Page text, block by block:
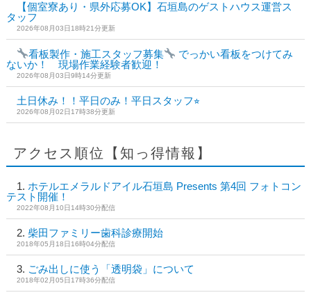
【個室寮あり・県外応募OK】石垣島のゲストハウス運営ス
タッフ
2026年08月03日18時21分更新
看板製作・施工スタッフ募集
でっかい看板をつけてみ
ないか！ 現場作業経験者歓迎！
2026年08月03日9時14分更新
土日休み！！平日のみ！平日スタッフ⭐︎
2026年08月02日17時38分更新
アクセス順位【知っ得情報】
ホテルエメラルドアイル石垣島 Presents 第4回 フォトコン
テスト開催！
2022年08月10日14時30分配信
柴田ファミリー歯科診療開始
2018年05月18日16時04分配信
ごみ出しに使う「透明袋」について
2018年02月05日17時36分配信